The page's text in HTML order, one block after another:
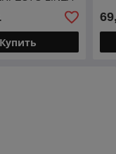
Купить